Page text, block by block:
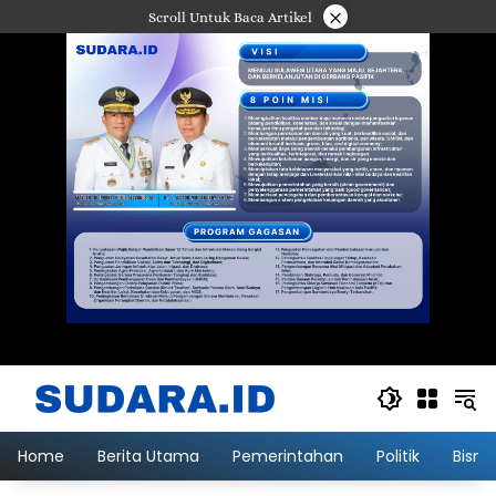
ke
Scroll Untuk Baca Artikel ×
Home Berita Utama Pemerintahan Politik